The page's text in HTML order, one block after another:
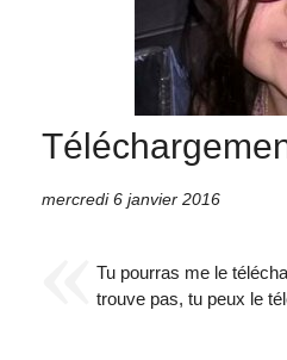
mercredi 6 janvier 2016
Tu pourras me le
trouve pas, tu peux le